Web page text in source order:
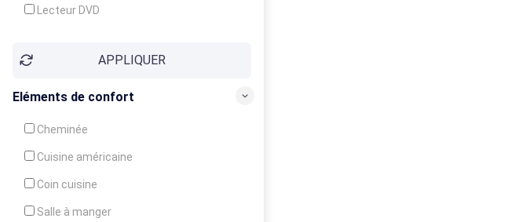
Lecteur DVD
APPLIQUER
Eléments de confort
Cheminée
Cuisine américaine
Coin cuisine
Salle à manger